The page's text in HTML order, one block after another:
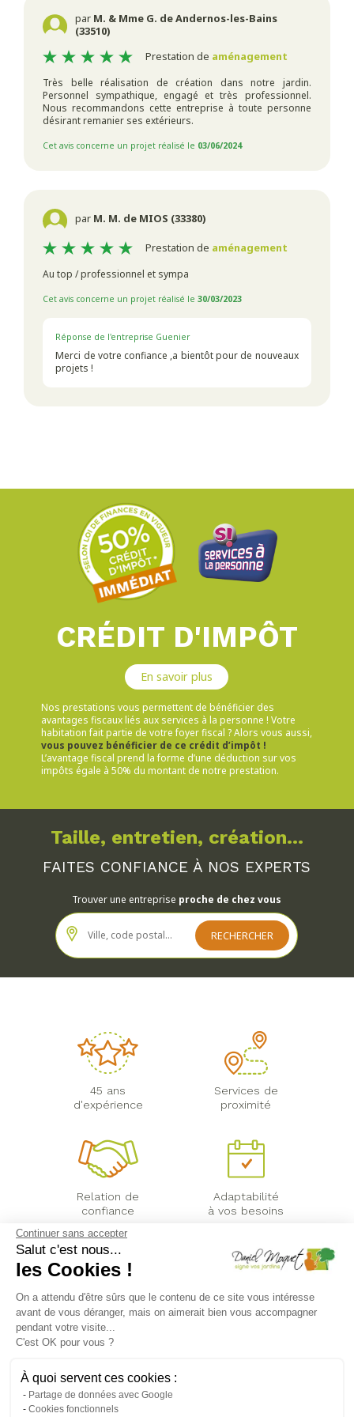
Continuer sans accepter
Salut c'est nous...
les Cookies !
On a attendu d'être sûrs que le contenu de ce site vous intéresse
avant de vous déranger, mais on aimerait bien vous accompagner
pendant votre visite...
C'est OK pour vous ?
À quoi servent ces cookies :
Partage de données avec Google
Cookies fonctionnels
par M. & Mme G. de Andernos-les-Bains
(33510)
Prestation de aménagement
Très belle réalisation de création dans notre jardin.
Personnel sympathique, engagé et très professionnel.
Nous recommandons cette entreprise à toute personne
désirant remanier ses extérieurs.
Cet avis concerne un projet réalisé le 03/06/2024
par M. M. de MIOS (33380)
Prestation de aménagement
Au top / professionnel et sympa
Cet avis concerne un projet réalisé le30/03/2023
Réponse de l'entreprise Guenier
Merci de votre confiance ,a bientôt pour de nouveaux
projets !
CRÉDIT D'IMPÔT
En savoir plus
Nos prestations vous permettent de bénéficier des
avantages fiscaux liés aux services à la personne ! Votre
habitation fait partie de votre foyer fiscal ? Alors vous aussi,
vous pouvez bénéficier de ce crédit d’impôt !
L’avantage fiscal prend la forme d’une déduction sur vos
impôts égale à 50% du montant de notre prestation.
Taille, entretien, création...
FAITES CONFIANCE À NOS EXPERTS
Trouver une entreprise proche de chez vous
45 ans
d'expérience
Services de
proximité
Relation de
confiance
Adaptabilité
à vos besoins
DANIEL MOQUET JARDINS